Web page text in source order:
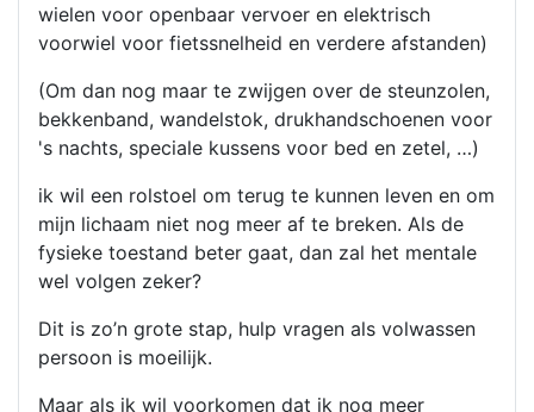
wielen voor openbaar vervoer en elektrisch
voorwiel voor fietssnelheid en verdere afstanden)
(Om dan nog maar te zwijgen over de steunzolen,
bekkenband, wandelstok, drukhandschoenen voor
's nachts, speciale kussens voor bed en zetel, …)
ik wil een rolstoel om terug te kunnen leven en om
mijn lichaam niet nog meer af te breken. Als de
fysieke toestand beter gaat, dan zal het mentale
wel volgen zeker?
Dit is zo’n grote stap, hulp vragen als volwassen
persoon is moeilijk.
Maar als ik wil voorkomen dat ik nog meer